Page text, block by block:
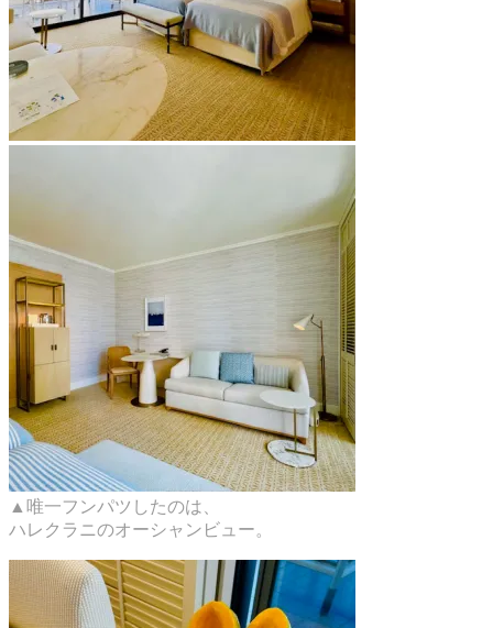
▲唯一フンパツしたのは、
ハレクラニのオーシャンビュー。